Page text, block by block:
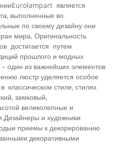
является
выполненные во
по своему дизайну они
мира. Оригинальность
достигается путем
прошлого и модных
один из важнейших элементов
люстр уделяется особое
классическом стиле, стилях
замковый,
великолепные и
и художники
приемы к декорированию
декоративными